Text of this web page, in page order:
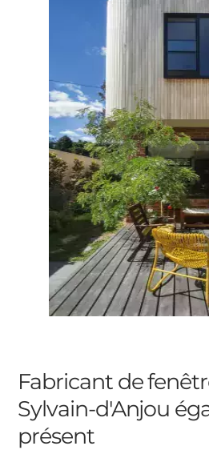
Fabricant de
Sylvain-d'Anjou
présent